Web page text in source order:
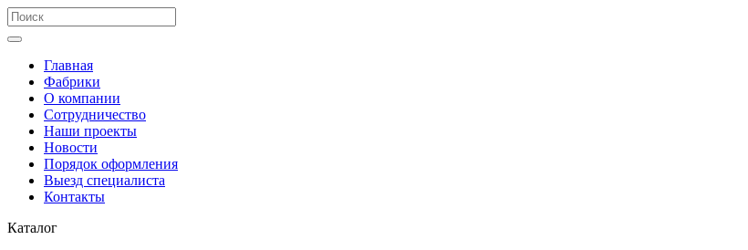
Главная
Фабрики
О компании
Сотрудничество
Наши проекты
Новости
Порядок оформления
Выезд специалиста
Контакты
Каталог